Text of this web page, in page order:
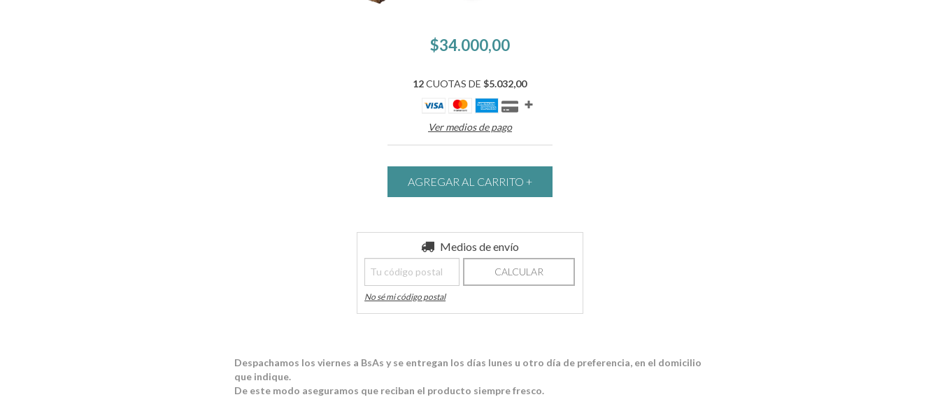
$34.000,00
12CUOTAS DE$5.032,00
Ver medios de pago
Entregas para el CP: CAMBIAR CP
Medios de envío
CALCULAR
No sé mi código postal
Despachamos los viernes a BsAs y se entregan los días lunes u otro día de preferencia, en el domicilio
que indique.
De este modo aseguramos que reciban el producto siempre fresco.